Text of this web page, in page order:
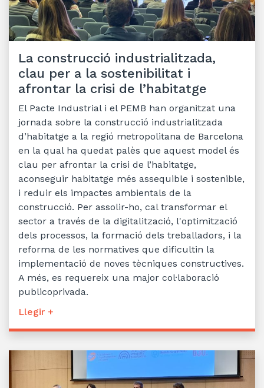
La construcció industrialitzada,
clau per a la sostenibilitat i
afrontar la crisi de l’habitatge
El Pacte Industrial i el PEMB han organitzat una
jornada sobre la construcció industrialitzada
d’habitatge a la regió metropolitana de Barcelona
en la qual ha quedat palès que aquest model és
clau per afrontar la crisi de l’habitatge,
aconseguir habitatge més assequible i sostenible,
i reduir els impactes ambientals de la
construcció. Per assolir-ho, cal transformar el
sector a través de la digitalització, l'optimització
dels processos, la formació dels treballadors, i la
reforma de les normatives que dificultin la
implementació de noves tècniques constructives.
A més, es requereix una major col·laboració
publicoprivada.
Llegir +